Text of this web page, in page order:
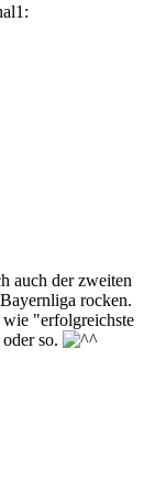
auch der zweiten
rocken.
"erfolgreichste
so.